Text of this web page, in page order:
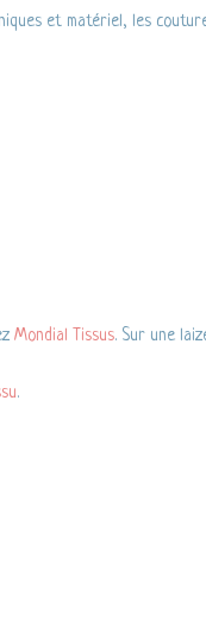
et matériel, les
Mondial Tissus. Sur une
.